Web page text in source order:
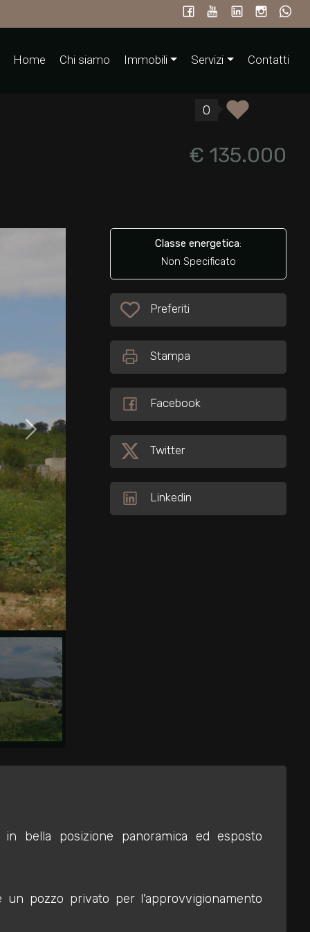
Home Chi siamo Immobili Servizi Contatti
0
€ 135.000
Classe energetica:
Non Specificato
Preferiti: Cod. 29051
Preferiti
Stampa
Facebook
Twitter
Linkedin
bella posizione panoramica ed esposto
pozzo privato per l'approvvigionamento